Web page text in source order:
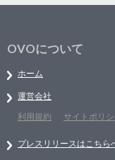
OVOについて
ホーム
運営会社
利用規約
サイトポリ
プレスリリースはこちら